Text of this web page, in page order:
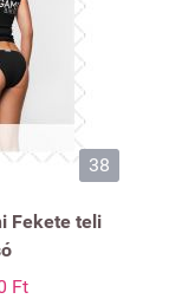
38
Fekete teli
Ft